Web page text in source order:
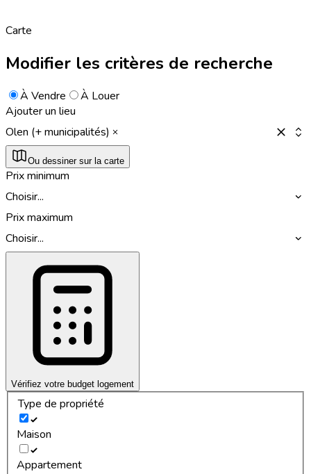
Carte
Modifier les critères de recherche
À Vendre
À Louer
Ajouter un lieu
Olen (+ municipalités)
Ou dessiner sur la carte
Prix minimum
Choisir...
Prix maximum
Choisir...
Vérifiez votre budget logement
Type de propriété
Maison
Appartement